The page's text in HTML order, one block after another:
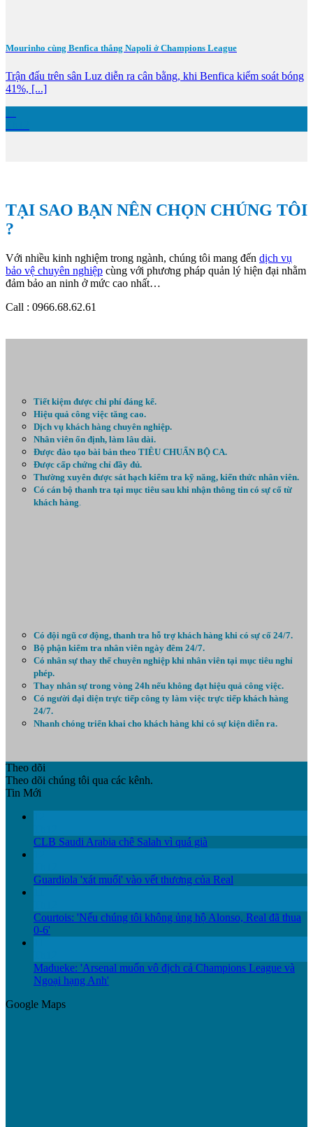
Mourinho cùng Benfica thắng Napoli ở Champions League
Trận đấu trên sân Luz diễn ra cân bằng, khi Benfica kiểm soát bóng
41%, [...]
TẠI SAO BẠN NÊN CHỌN CHÚNG TÔI
?
Với nhiều kinh nghiệm trong ngành, chúng tôi mang đến dịch vụ
bảo vệ chuyên nghiệp cùng với phương pháp quản lý hiện đại nhằm
đảm bảo an ninh ở mức cao nhất…
Call : 0966.68.62.61
Tiết kiệm được chi phí đáng kể.
Hiệu quả công việc tăng cao.
Dịch vụ khách hàng chuyên nghiệp.
Nhân viên ổn định, làm lâu dài.
Được đào tạo bài bản theo TIÊU CHUẨN BỘ CA.
Được cấp chứng chỉ đầy đủ.
Thường xuyên được sát hạch kiểm tra kỹ năng, kiến thức nhân viên.
Có cán bộ thanh tra tại mục tiêu sau khi nhận thông tin có sự cố từ
khách hàng.
Có đội ngũ cơ động, thanh tra hỗ trợ khách hàng khi có sự cố 24/7.
Bộ phận kiểm tra nhân viên ngày đêm 24/7.
Có nhân sự thay thế chuyên nghiệp khi nhân viên tại mục tiêu nghỉ
phép.
Thay nhân sự trong vòng 24h nếu không đạt hiệu quả công việc.
Có người đại diện trực tiếp công ty làm việc trực tiếp khách hàng
24/7.
Nhanh chóng triển khai cho khách hàng khi có sự kiện diễn ra.
Theo dõi
Theo dõi chúng tôi qua các kênh.
Tin Mới
CLB Saudi Arabia chê Salah vì quá già
Guardiola 'xát muối' vào vết thương của Real
Courtois: 'Nếu chúng tôi không ủng hộ Alonso, Real đã thua
0-6'
Madueke: 'Arsenal muốn vô địch cả Champions League và
Ngoại hạng Anh'
Google Maps